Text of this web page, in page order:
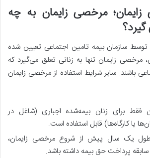
مرخصی زایمان به چه
سازمان بیمه تامین اجتماعی تعیین شده
مرخصی زایمان تنها به زنانی تعلق می‌گیرد که
باشند. سایر شرایط استفاده از مرخصی زایمان
فقط برای زنان بیمه‌شده اجباری (شاغل در
یا کارگاه‌ها) قابل استفاده است.
طول یک سال پیش از شروع مرخصی زایمان،